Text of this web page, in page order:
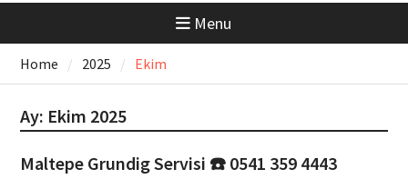
Menu
Home 2025 Ekim
Ay: Ekim 2025
Maltepe Grundig Servisi ☎️ 0541 359 4443